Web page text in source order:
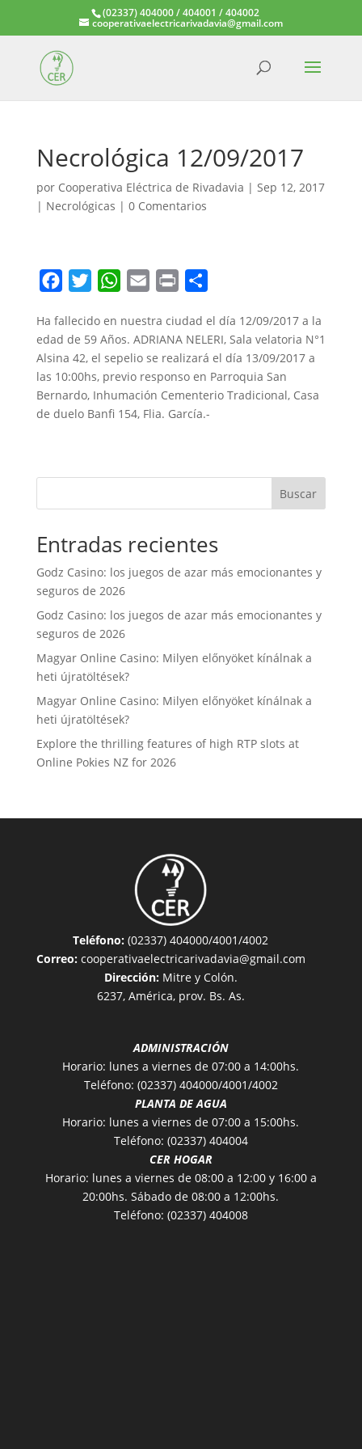
(02337) 404000 / 404001 / 404002
cooperativaelectricarivadavia@gmail.com
Necrológica 12/09/2017
por Cooperativa Eléctrica de Rivadavia | Sep 12, 2017
| Necrológicas | 0 Comentarios
c
e
b
o
o
i
t
t
e
r
W
a
t
s
A
p
a
i
l
i
n
t
m
p
a
r
t
Ha fallecido en nuestra ciudad el día 12/09/2017 a la
edad de 59 Años. ADRIANA NELERI, Sala velatoria N°1
Alsina 42, el sepelio se realizará el día 13/09/2017 a
las 10:00hs, previo responso en Parroquia San
Bernardo, Inhumación Cementerio Tradicional, Casa
de duelo Banfi 154, Flia. García.-
Buscar
Entradas recientes
Godz Casino: los juegos de azar más emocionantes y
seguros de 2026
Godz Casino: los juegos de azar más emocionantes y
seguros de 2026
Magyar Online Casino: Milyen előnyöket kínálnak a
heti újratöltések?
Magyar Online Casino: Milyen előnyöket kínálnak a
heti újratöltések?
Explore the thrilling features of high RTP slots at
Online Pokies NZ for 2026
Teléfono: (02337) 404000/4001/4002
Correo:cooperativaelectricarivadavia@gmail.com
Dirección: Mitre y Colón.
6237, América, prov. Bs. As.
ADMINISTRACIÓN
Horario: lunes a viernes de 07:00 a 14:00hs.
Teléfono: (02337) 404000/4001/4002
PLANTA DE AGUA
Horario: lunes a viernes de 07:00 a 15:00hs.
Teléfono: (02337) 404004
CER HOGAR
Horario: lunes a viernes de 08:00 a 12:00 y 16:00 a
20:00hs. Sábado de 08:00 a 12:00hs.
Teléfono: (02337) 404008